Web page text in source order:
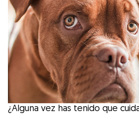
Salud
Accesorios
Educación Canina
Más contenido
¿Alguna vez has tenido que